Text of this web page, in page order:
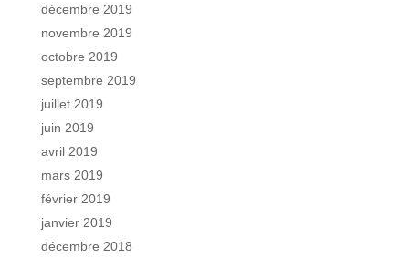
décembre 2019
novembre 2019
octobre 2019
septembre 2019
juillet 2019
juin 2019
avril 2019
mars 2019
février 2019
janvier 2019
décembre 2018